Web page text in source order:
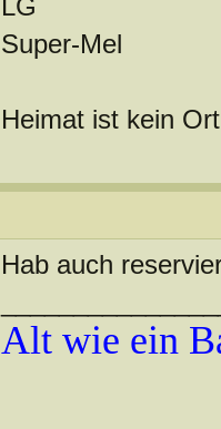
LG
Super-Mel
Heimat ist kein
Hab auch
Alt wie ein